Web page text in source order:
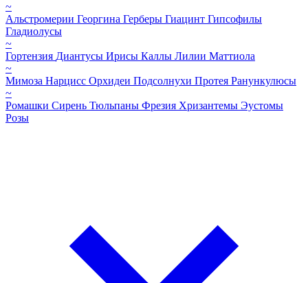
~
Альстромерии Георгина Герберы Гиацинт Гипсофилы
Гладиолусы
~
Гортензия Диантусы Ирисы Каллы Лилии Маттиола
~
Мимоза Нарцисс Орхидеи Подсолнухи Протея Ранункулюсы
~
Ромашки Сирень Тюльпаны Фрезия Хризантемы Эустомы
Розы